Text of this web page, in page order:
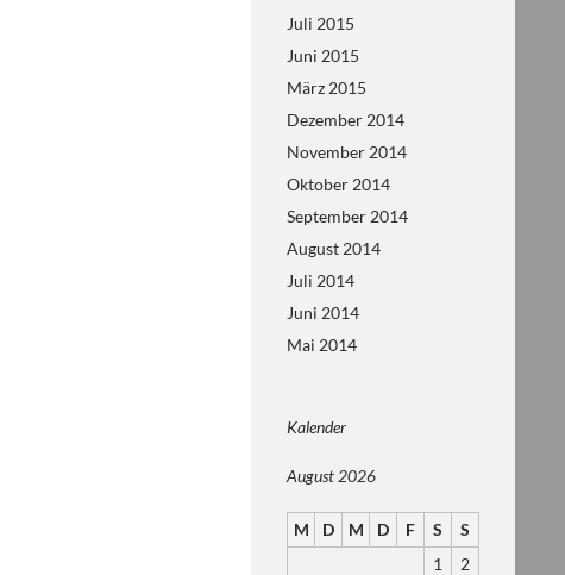
Juli 2015
Juni 2015
März 2015
Dezember 2014
November 2014
Oktober 2014
September 2014
August 2014
Juli 2014
Juni 2014
Mai 2014
Kalender
August 2026
M D M D F S
S
1
2